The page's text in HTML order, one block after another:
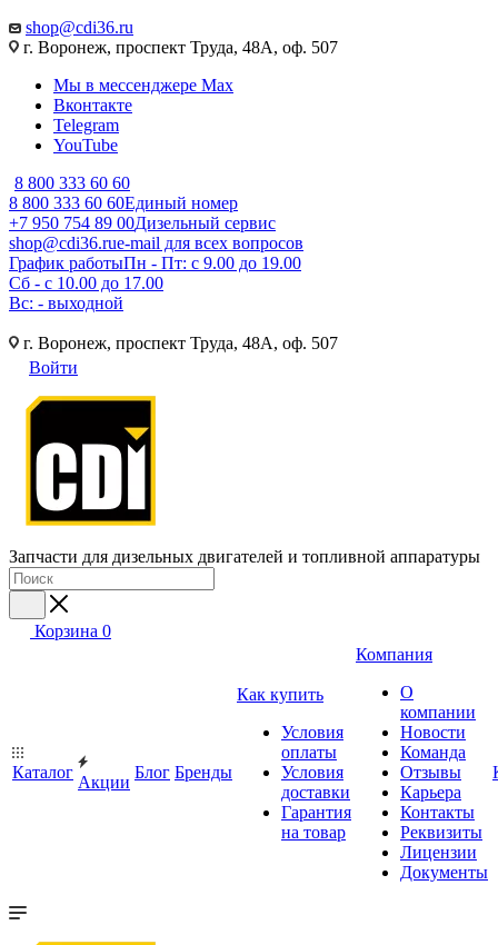
shop@cdi36.ru
г. Воронеж, проспект Труда, 48А, оф. 507
Мы в мессенджере Max
Вконтакте
Telegram
YouTube
8 800 333 60 60
8 800 333 60 60Единый номер
+7 950 754 89 00Дизельный сервис
shop@cdi36.rue-mail для всех вопросов
График работыПн - Пт: с 9.00 до 19.00
Сб - с 10.00 до 17.00
Вс: - выходной
г. Воронеж, проспект Труда, 48А, оф. 507
Войти
Запчасти для дизельных двигателей и топливной аппаратуры
Корзина 0
Каталог
Акции
Блог Бренды
Как купить
Условия
оплаты
Условия
доставки
Гарантия
на товар
Компания
О
компании
Новости
Команда
Отзывы
Карьера
Контакты
Реквизиты
Лицензии
Документы